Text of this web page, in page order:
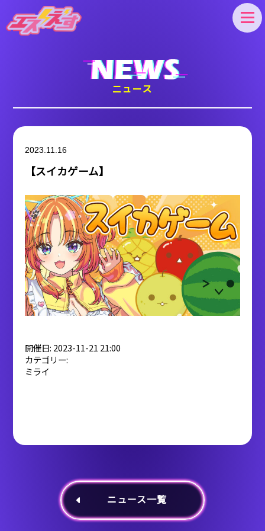
ニュース
2023.11.16
【スイカゲーム】
開催日: 2023-11-21 21:00
カテゴリー:
ミライ
ニュース一覧